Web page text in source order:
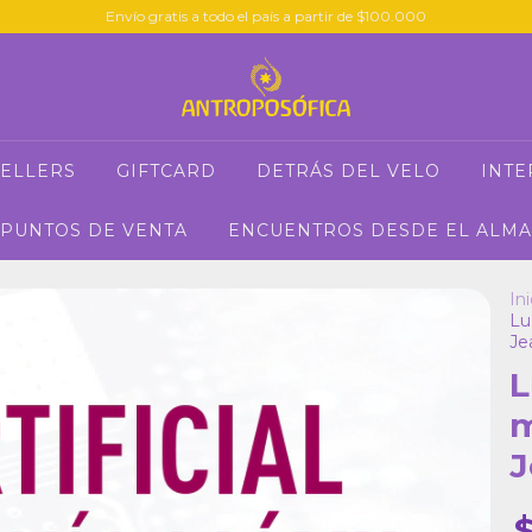
Envío gratis a todo el país a partir de $100.000
GIFTCARD DETRÁS DEL VELO
PUNTOS DE VENTA ENCUENTROS DESDE EL ALMA